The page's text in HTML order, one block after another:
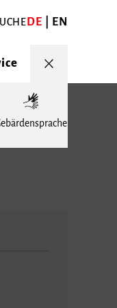
DE EN